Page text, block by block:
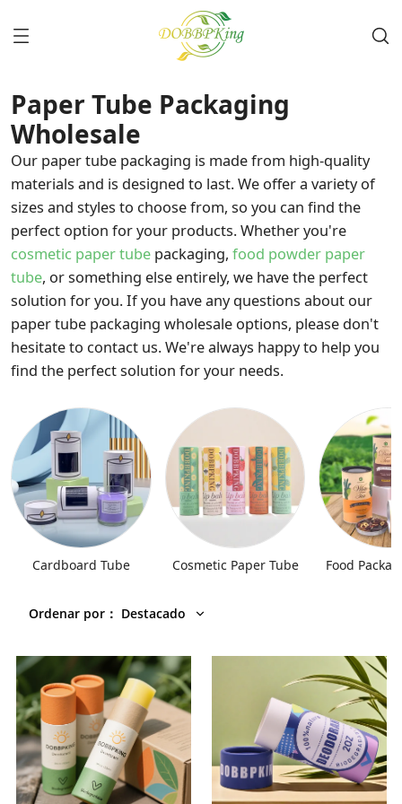
Paper Tube Packaging
Wholesale
Our paper tube packaging is made from high-quality
materials and is designed to last. We offer a variety of
sizes and styles to choose from, so you can find the
perfect option for your products. Whether you're
cosmetic paper tube packaging, food powder paper
tube, or something else entirely, we have the perfect
solution for you. If you have any questions about our
paper tube packaging wholesale options, please don't
hesitate to contact us. We're always happy to help you
find the perfect solution for your needs.
Cardboard Tube Cosmetic Paper Tube Food
Ordenar por ： Destacado